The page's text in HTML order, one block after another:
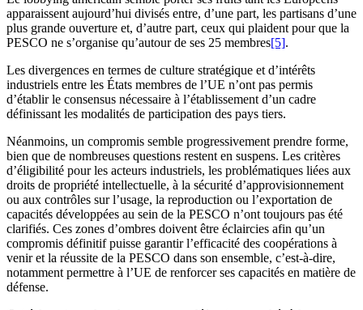
apparaissent aujourd’hui divisés entre, d’une part, les partisans d’une
plus grande ouverture et, d’autre part, ceux qui plaident pour que la
PESCO ne s’organise qu’autour de ses 25 membres[5].
Les divergences en termes de culture stratégique et d’intérêts
industriels entre les États membres de l’UE n’ont pas permis
d’établir le consensus nécessaire à l’établissement d’un cadre
définissant les modalités de participation des pays tiers.
Néanmoins, un compromis semble progressivement prendre forme,
bien que de nombreuses questions restent en suspens. Les critères
d’éligibilité pour les acteurs industriels, les problématiques liées aux
droits de propriété intellectuelle, à la sécurité d’approvisionnement
ou aux contrôles sur l’usage, la reproduction ou l’exportation de
capacités développées au sein de la PESCO n’ont toujours pas été
clarifiés. Ces zones d’ombres doivent être éclaircies afin qu’un
compromis définitif puisse garantir l’efficacité des coopérations à
venir et la réussite de la PESCO dans son ensemble, c’est-à-dire,
notamment permettre à l’UE de renforcer ses capacités en matière de
défense.